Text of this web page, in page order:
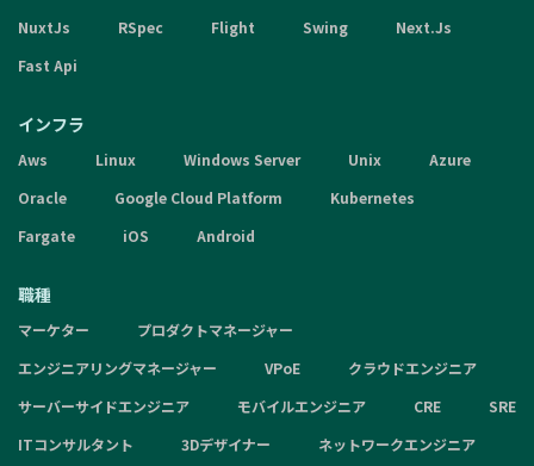
NuxtJs
RSpec Flight Swing
Next.Js
Fast Api
インフラ
Aws Linux Windows Server Unix
Azure
Oracle
Google Cloud Platform
Kubernetes
Fargate
iOS Android
職種
マーケター
プロダクトマネージャー
エンジニアリングマネージャー
VPoE
クラウドエンジニア
サーバーサイドエンジニア
モバイルエンジニア CRE
SRE
ITコンサルタント
3Dデザイナー
ネットワークエンジニア